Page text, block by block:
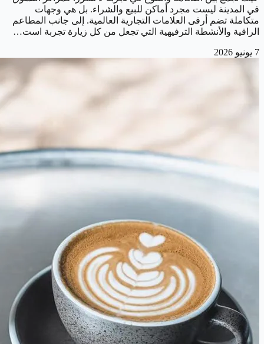
في المدينة ليست مجرد أماكن للبيع والشراء. بل هي وجهات
متكاملة تضم أرقى العلامات التجارية العالمية. إلى جانب المطاعم
الراقية والأنشطة الترفيهية التي تجعل من كل زيارة تجربة است…
7 يونيو 2026